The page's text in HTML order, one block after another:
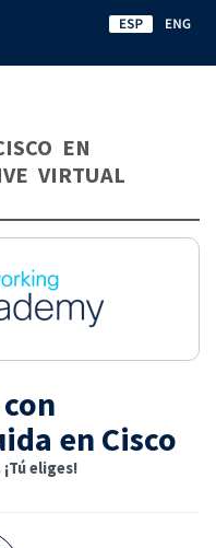
EN
VIRTUAL
en Cisco
eliges!